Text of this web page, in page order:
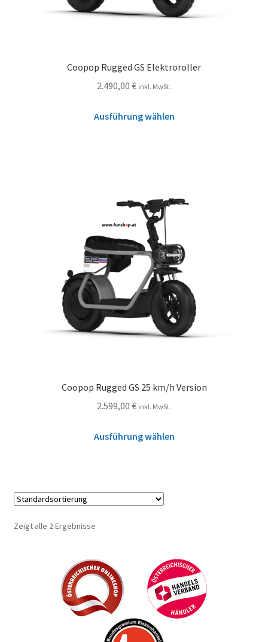
Coopop Rugged GS Elektroroller
2.490,00 € inkl. MwSt.
Ausführung wählen
Coopop Rugged GS 25 km/h Version
2.599,00 € inkl. MwSt.
Ausführung wählen
Zeigt alle 2 Ergebnisse